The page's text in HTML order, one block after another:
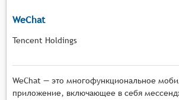
WeChat
Tencent Holdings
WeChat — это многофункциональное
приложение, включающее в себя